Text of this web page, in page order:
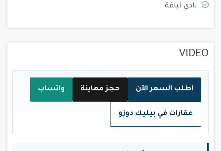
نادي لياقة
VIDEO
اطلب السعر الآن حجز معاينة واتساب
عقارات في بيليك دوزو